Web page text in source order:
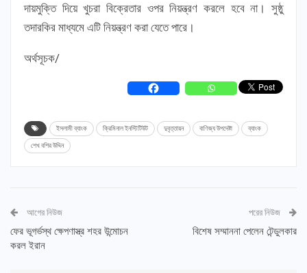
দায়মুক্তি দিয়ে খুচরা বিক্রেতার ওপর নিয়ন্ত্রণ করলে হবে না। সুষ্ঠু
তদারকির মাধ্যমে এটি নিয়ন্ত্রণ করা যেতে পারে।
অর্থসূচক/
ইসলামী ব্যাংক ক্রিমিনাল ইনস্টিটিউট দুবৃত্তায়ন বাণিজ্য উপদেষ্টা ব্যাংক
শেখ বশির উদ্দিন
আগের নিউজ
ফের ভূগর্ভস্থ ক্ষেপণাস্ত্র শহর উন্মোচন
করল ইরান
পরের নিউজ
বিশেষ সম্মাননা পেলেন টেন্ডুলকার